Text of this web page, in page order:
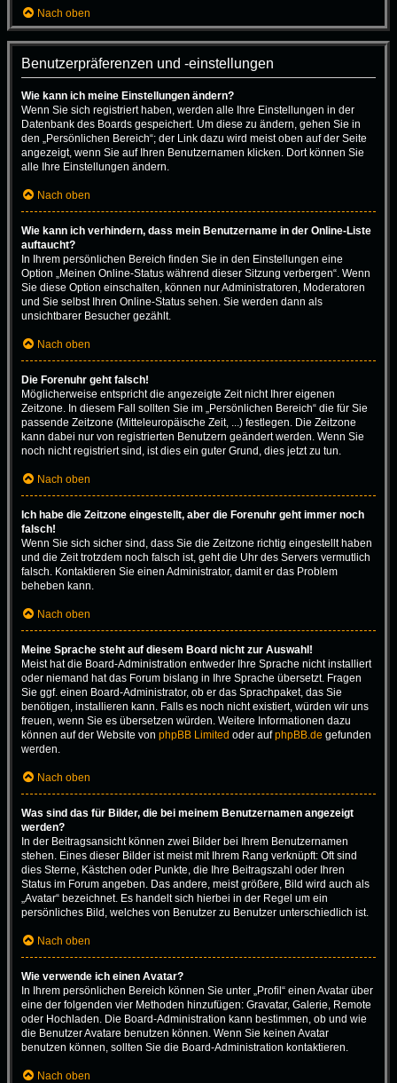
Nach oben
Benutzerpräferenzen und -einstellungen
Wie kann ich meine Einstellungen ändern?
Wenn Sie sich registriert haben, werden alle Ihre Einstellungen in der
Datenbank des Boards gespeichert. Um diese zu ändern, gehen Sie in
den „Persönlichen Bereich“; der Link dazu wird meist oben auf der Seite
angezeigt, wenn Sie auf Ihren Benutzernamen klicken. Dort können Sie
alle Ihre Einstellungen ändern.
Nach oben
Wie kann ich verhindern, dass mein Benutzername in der Online-Liste
auftaucht?
In Ihrem persönlichen Bereich finden Sie in den Einstellungen eine
Option „Meinen Online-Status während dieser Sitzung verbergen“. Wenn
Sie diese Option einschalten, können nur Administratoren, Moderatoren
und Sie selbst Ihren Online-Status sehen. Sie werden dann als
unsichtbarer Besucher gezählt.
Nach oben
Die Forenuhr geht falsch!
Möglicherweise entspricht die angezeigte Zeit nicht Ihrer eigenen
Zeitzone. In diesem Fall sollten Sie im „Persönlichen Bereich“ die für Sie
passende Zeitzone (Mitteleuropäische Zeit, ...) festlegen. Die Zeitzone
kann dabei nur von registrierten Benutzern geändert werden. Wenn Sie
noch nicht registriert sind, ist dies ein guter Grund, dies jetzt zu tun.
Nach oben
Ich habe die Zeitzone eingestellt, aber die Forenuhr geht immer noch
falsch!
Wenn Sie sich sicher sind, dass Sie die Zeitzone richtig eingestellt haben
und die Zeit trotzdem noch falsch ist, geht die Uhr des Servers vermutlich
falsch. Kontaktieren Sie einen Administrator, damit er das Problem
beheben kann.
Nach oben
Meine Sprache steht auf diesem Board nicht zur Auswahl!
Meist hat die Board-Administration entweder Ihre Sprache nicht installiert
oder niemand hat das Forum bislang in Ihre Sprache übersetzt. Fragen
Sie ggf. einen Board-Administrator, ob er das Sprachpaket, das Sie
benötigen, installieren kann. Falls es noch nicht existiert, würden wir uns
freuen, wenn Sie es übersetzen würden. Weitere Informationen dazu
können auf der Website von phpBB Limited oder aufphpBB.de gefunden
werden.
Nach oben
Was sind das für Bilder, die bei meinem Benutzernamen angezeigt
werden?
In der Beitragsansicht können zwei Bilder bei Ihrem Benutzernamen
stehen. Eines dieser Bilder ist meist mit Ihrem Rang verknüpft: Oft sind
dies Sterne, Kästchen oder Punkte, die Ihre Beitragszahl oder Ihren
Status im Forum angeben. Das andere, meist größere, Bild wird auch als
„Avatar“ bezeichnet. Es handelt sich hierbei in der Regel um ein
persönliches Bild, welches von Benutzer zu Benutzer unterschiedlich ist.
Nach oben
Wie verwende ich einen Avatar?
In Ihrem persönlichen Bereich können Sie unter „Profil“ einen Avatar über
eine der folgenden vier Methoden hinzufügen: Gravatar, Galerie, Remote
oder Hochladen. Die Board-Administration kann bestimmen, ob und wie
die Benutzer Avatare benutzen können. Wenn Sie keinen Avatar
benutzen können, sollten Sie die Board-Administration kontaktieren.
Nach oben